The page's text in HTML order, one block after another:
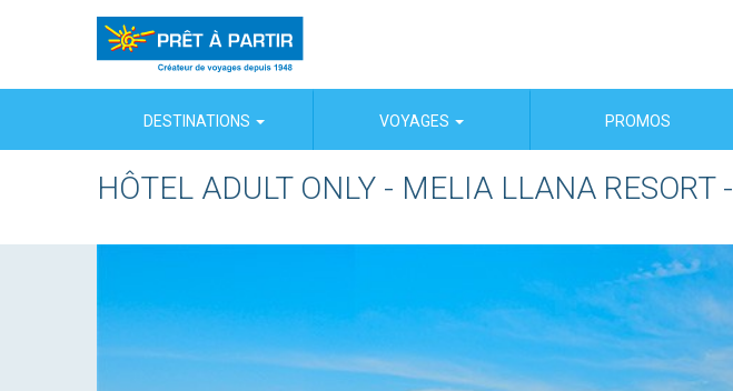
DESTINATIONS VOYAGES PROMOS
HÔTEL ADULT ONLY - MELIA LLANA RESORT-